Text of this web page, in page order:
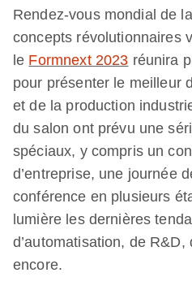
Rendez-vous mondial de
concepts révolutionnaires
le Formnext 2023 réunira
pour présenter le meilleur
et de la production
du salon ont prévu une
spéciaux, y compris un
d’entreprise, une journée
conférence en plusieurs
lumière les dernières
d’automatisation, de R&D,
encore.